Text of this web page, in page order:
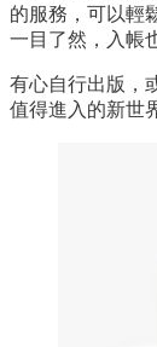
的服務，可以輕
一目了然，入帳
有心自行出版，
值得進入的新世